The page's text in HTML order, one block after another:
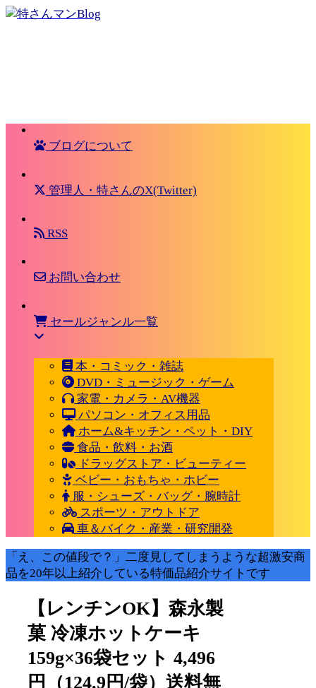
ブログについて
管理人・特さんのX(Twitter)
RSS
お問い合わせ
セールジャンル一覧
本・コミック・雑誌
DVD・ミュージック・ゲーム
家電・カメラ・AV機器
パソコン・オフィス用品
ホーム&キッチン・ペット・DIY
食品・飲料・お酒
ドラッグストア・ビューティー
ベビー・おもちゃ・ホビー
服・シューズ・バッグ・腕時計
スポーツ・アウトドア
車＆バイク・産業・研究開発
「え、この値段で？」二度見してしまうような超激安商
品を20年以上紹介している特価品紹介サイトです
【レンチンOK】森永製
菓 冷凍ホットケーキ
159g×36袋セット 4,496
円（124.9円/袋）送料無